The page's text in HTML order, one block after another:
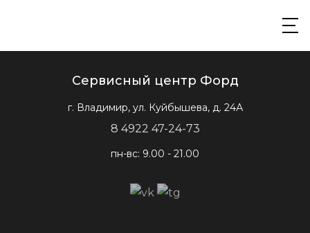
Сервисный центр Форд
г. Владимир, ул. Куйбышева, д. 24А
8 4922 47-24-73
пн-вс: 9.00 - 21.00